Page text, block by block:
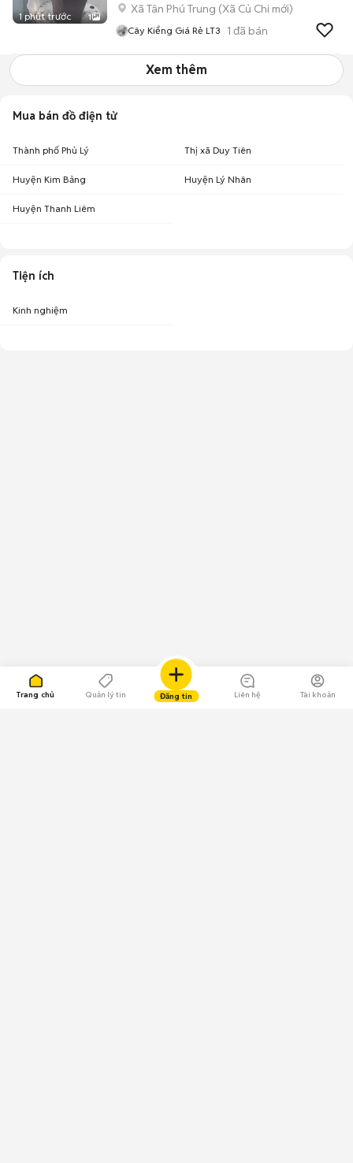
Trang chủ Quản lý tin Đăng tin Liên hệ Tài khoản
1 phút trước 1
Xã Tân Phú Trung (Xã Củ Chi mới)
Cây Kiểng Giá Rẻ LT3 1 đã bán
Xem thêm
Mua bán đồ điện tử
Thành phố Phủ Lý Thị xã Duy Tiên
Huyện Kim Bảng Huyện Lý Nhân
Huyện Thanh Liêm
Tiện ích
Kinh nghiệm